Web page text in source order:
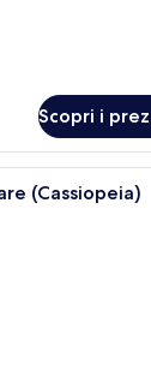
Scopri i
Una camera
(Cassiopeia)